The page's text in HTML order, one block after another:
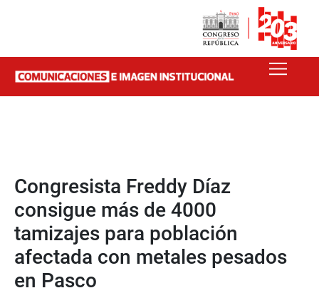
Congresista Freddy Díaz
consigue más de 4000
tamizajes para población
afectada con metales pesados
en Pasco